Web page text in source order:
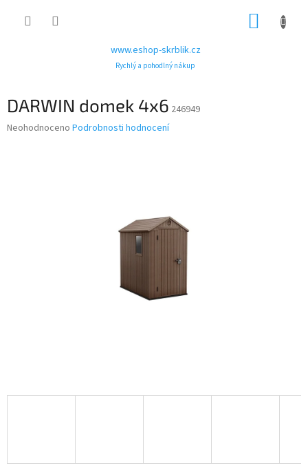
www.eshop-skrblik.cz
Rychlý a pohodlný nákup
DARWIN domek 4x6 246949
Průměrné
Neohodnoceno Podrobnosti hodnocení